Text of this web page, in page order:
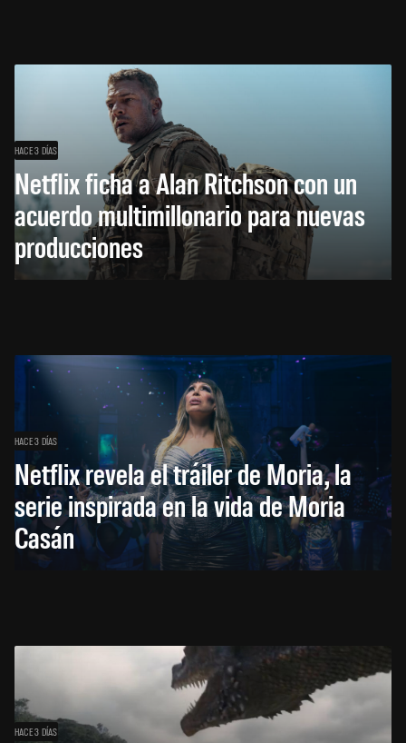
HACE 3 DÍAS
Netflix ficha a Alan Ritchson con un
acuerdo multimillonario para nuevas
producciones
HACE 3 DÍAS
Netflix revela el tráiler de Moria, la
serie inspirada en la vida de Moria
Casán
HACE 3 DÍAS